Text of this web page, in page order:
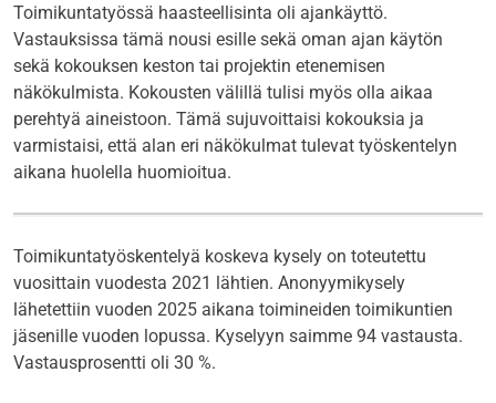
Toimikuntatyössä haasteellisinta oli ajankäyttö.
Vastauksissa tämä nousi esille sekä oman ajan käytön
sekä kokouksen keston tai projektin etenemisen
näkökulmista. Kokousten välillä tulisi myös olla aikaa
perehtyä aineistoon. Tämä sujuvoittaisi kokouksia ja
varmistaisi, että alan eri näkökulmat tulevat työskentelyn
aikana huolella huomioitua.
Toimikuntatyöskentelyä koskeva kysely on toteutettu
vuosittain vuodesta 2021 lähtien. Anonyymikysely
lähetettiin vuoden 2025 aikana toimineiden toimikuntien
jäsenille vuoden lopussa. Kyselyyn saimme 94 vastausta.
Vastausprosentti oli 30 %.